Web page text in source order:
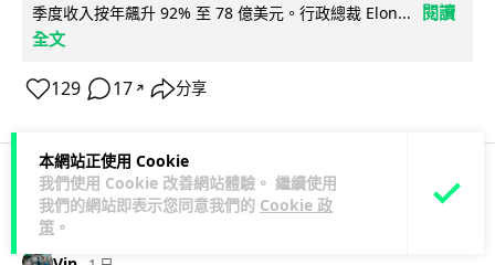
本網站正使用 Cookie
我們使用 Cookie 改善網站體驗。 繼續使用
我們的網站即表示您同意我們的 Cookie 政
策 。
季度收入按年飆升 92% 至 78 億美元。行政總裁 Elon...
閱讀
全文
129 17 ↗ 分享
人工智能